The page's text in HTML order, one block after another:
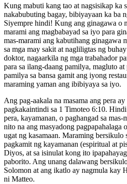
Kung mabuti kang tao at nagsisikap ka
nakabubuting bagay, bibiyayaan ka ba
Siyempre hindi! Kung ang ginagawa o
marami ang magbabayad sa iyo para
mas-marami ang kabutihang ginagawa
sa mga may sakit at nagliligtas ng
doktor, nagaarkila ng mga trabahador
para sa ilang-daang pamilya, magluto
pamilya sa bansa gamit ang iyong
maraming yaman ang ibibiyaya sa iyo.
Ang pag-aakala na masama ang pera
pagkakaintindi sa 1 Timoteo 6:10.
pera, kayamanan, o paghangad sa
nito na ang masyadong pagpapahalaga
ugat ng kasamaan. Maraming bersikulo
pagkamit ng kayamanan (espiritual at
Diyos, at sa isinulat kong ito
paborito. Ang unang dalawang
Solomon at ang ikatlo ay nagmula kay
ni Matteo.